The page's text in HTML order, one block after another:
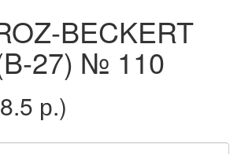
BECKERT
27) № 110
р.)